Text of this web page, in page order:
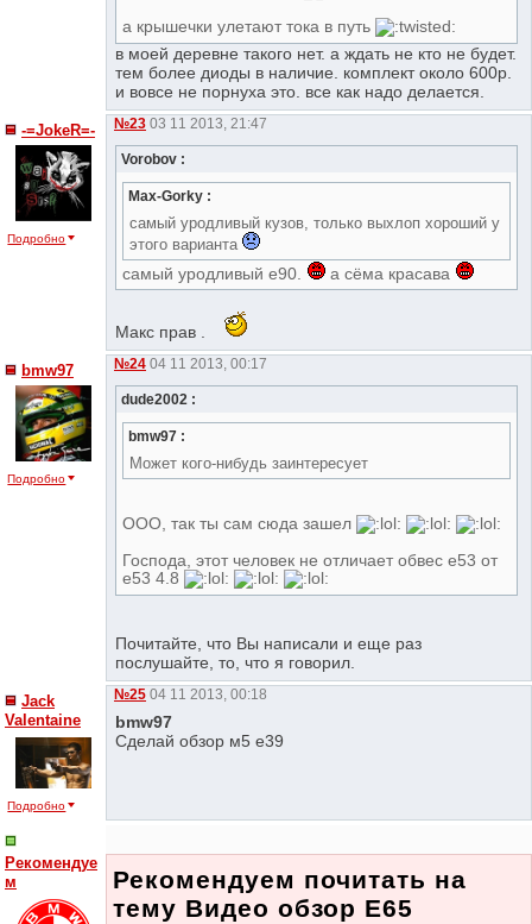
а крышечки улетают тока в путь
в моей деревне такого нет. а ждать не кто не будет.
тем более диоды в наличие. комплект около 600р.
и вовсе не порнуха это. все как надо делается.
-=JokeR=-
Подробно
№23 03 11 2013, 21:47
Vorobov :
Max-Gorky :
самый уродливый кузов, только выхлоп хороший у
этого варианта
самый уродливый е90.
а сёма красава
Макс прав .
bmw97
Подробно
№24 04 11 2013, 00:17
dude2002 :
bmw97 :
Может кого-нибудь заинтересует
ООО, так ты сам сюда зашел
Господа, этот человек не отличает обвес е53 от
е53 4.8
Почитайте, что Вы написали и еще раз
послушайте, то, что я говорил.
Jack
Valentaine
Подробно
№25 04 11 2013, 00:18
bmw97
Сделай обзор м5 е39
Рекомендуе
м
Рекомендуем почитать на
тему Видео обзор Е65